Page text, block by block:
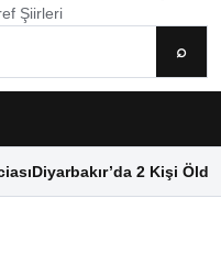
Şiirleri
⌕
Diyarbakır’da 2 Kişi Öldü